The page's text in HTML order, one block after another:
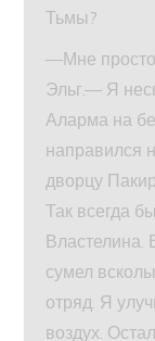
Тьмы?
—Мне
Эльг.— Я
Аларма на
направился
дворцу
Так всегда
Властелина.
сумел
отряд. Я
воздух.